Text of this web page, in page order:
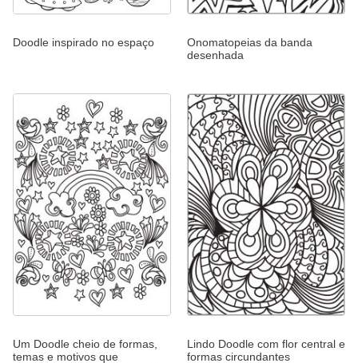
Doodle inspirado no espaço
Onomatopeias da banda
desenhada
Um Doodle cheio de formas,
temas e motivos que
Lindo Doodle com flor central e
formas circundantes